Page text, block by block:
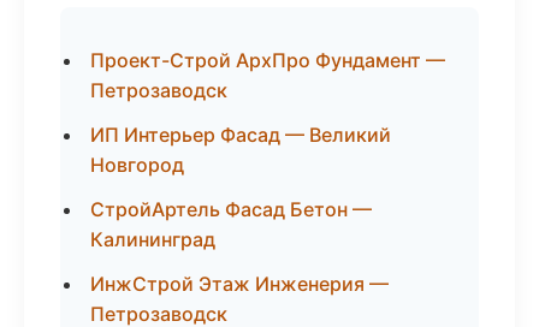
Проект-Строй АрхПро Фундамент —
Петрозаводск
ИП Интерьер Фасад — Великий
Новгород
СтройАртель Фасад Бетон —
Калининград
ИнжСтрой Этаж Инженерия —
Петрозаводск